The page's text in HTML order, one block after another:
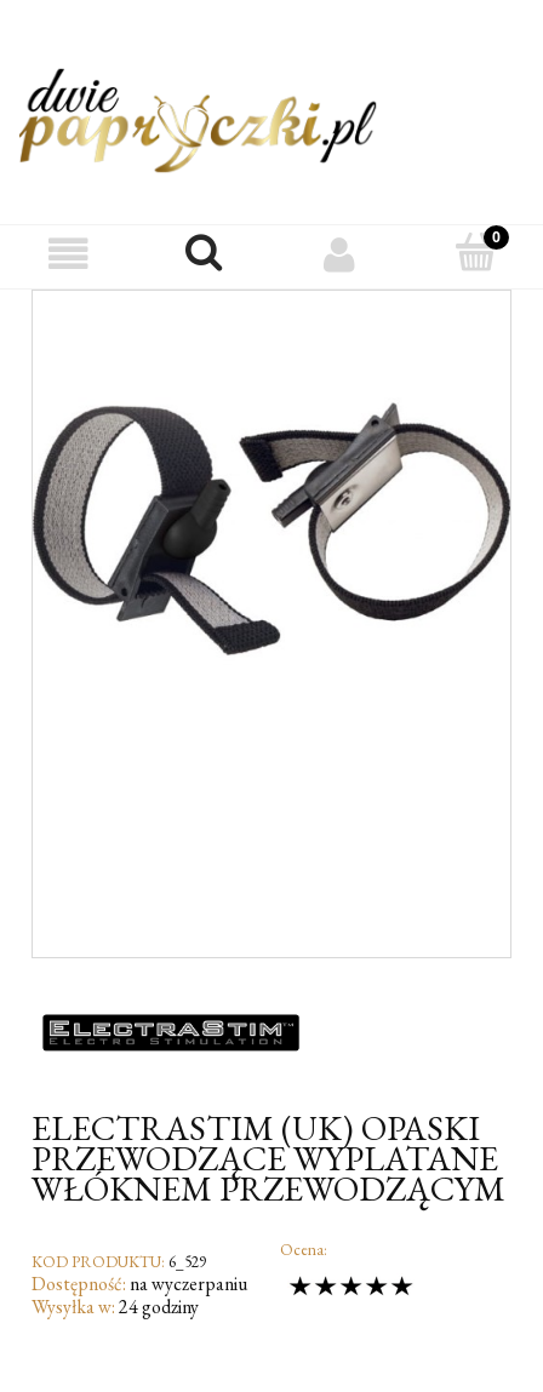
ELECTRASTIM (UK) OPASKI
PRZEWODZĄCE WYPLATANE
WŁÓKNEM PRZEWODZĄCYM
KOD PRODUKTU: 6_529
Dostępność: na wyczerpaniu
Wysyłka w:24 godziny
Ocena: